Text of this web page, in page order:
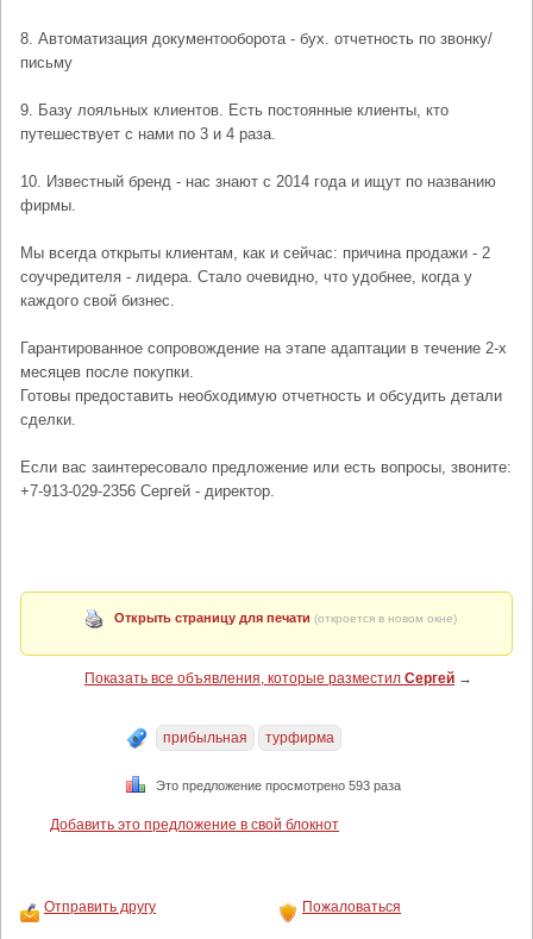
8. Автоматизация документооборота - бух. отчетность по звонку/
письму
9. Базу лояльных клиентов. Есть постоянные клиенты, кто
путешествует с нами по 3 и 4 раза.
10. Известный бренд - нас знают с 2014 года и ищут по названию
фирмы.
Мы всегда открыты клиентам, как и сейчас: причина продажи - 2
соучредителя - лидера. Стало очевидно, что удобнее, когда у
каждого свой бизнес.
Гарантированное сопровождение на этапе адаптации в течение 2-х
месяцев после покупки.
Готовы предоставить необходимую отчетность и обсудить детали
сделки.
Если вас заинтересовало предложение или есть вопросы, звоните:
+7-913-029-2356 Сергей - директор.
Открыть страницу для печати (откроется в новом окне)
Показать все объявления, которые разместил Сергей →
прибыльная турфирма
Это предложение просмотрено 593 раза
Добавить это предложение в свой блокнот
Отправить другу Пожаловаться